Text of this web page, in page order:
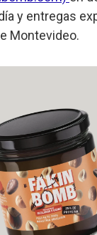
y entregas
Montevideo.